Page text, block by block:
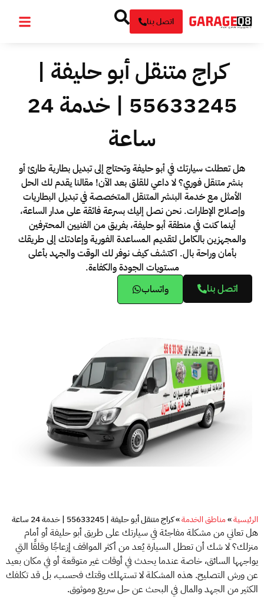
اتصل بنا
كراج متنقل أبو حليفة |
55633245 | خدمة 24
ساعة
هل تعطلت سيارتك في أبو حليفة وتحتاج إلى تبديل بطارية طارئ أو
بنشر متنقل فوري؟ لا داعي للقلق بعد الآن! مقالنا يقدم لك الحل
الأمثل مع خدمة البنشر المتنقل المتخصصة في تبديل البطاريات
وإصلاح الإطارات. نحن نصل إليك بسرعة فائقة على مدار الساعة،
أينما كنت في منطقة أبو حليفة، بفريق من الفنيين المحترفين
والمجهزين بالكامل لتقديم المساعدة الفورية وإعادتك إلى طريقك
بأمان وراحة بال. اكتشف كيف نوفر لك الوقت والجهد بأعلى
مستويات الجودة والكفاءة.
اتصل بنا
واتساب
الرئيسية»مناطق الخدمة»كراج متنقل أبو حليفة | 55633245 | خدمة 24 ساعة
هل تعاني من مشكلة مفاجئة في سيارتك على طريق أبو حليفة أو أمام
منزلك؟ لا شك أن تعطل السيارة يُعد من أكثر المواقف إزعاجًا وقلقًا التي
يواجهها السائق، خاصة عندما يحدث في أوقات غير متوقعة أو في مكان بعيد
عن ورش التصليح. هذه المشكلة لا تستهلك وقتك فحسب، بل قد تكلفك
الكثير من الجهد والمال في البحث عن حل سريع وموثوق.